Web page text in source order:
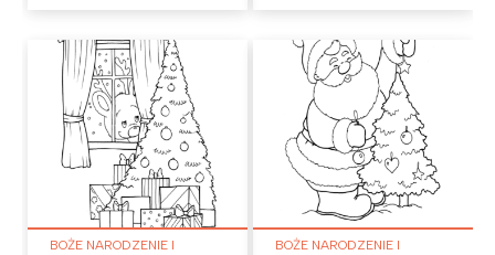
BOŻE NARODZENIE I
BOŻE NARODZENIE I